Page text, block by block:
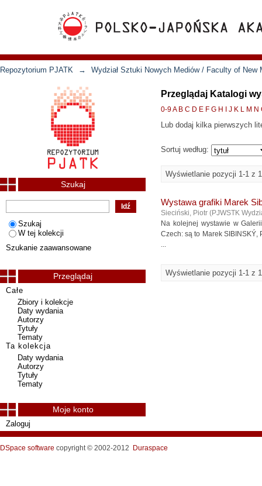
Repozytorium PJATK → Wydział Sztuki Nowych Mediów / Faculty of New
Przeglądaj Katalogi
0-9A B C D E F G H J K L M N
Lub dodaj kilka pierwszych
Sortuj według:
Wyświetlanie pozycji 1-1 z 1
Wystawa grafiki Marek
Sieciński, Piotr (PJWSTK
Na kolejnej wystawie w
Czech: są to Marek SIBINSKÝ,
...
Wyświetlanie pozycji 1-1 z 1
Szukaj
Szukaj
W tej kolekcji
Szukanie zaawansowane
Przeglądaj
Całe
Zbiory i kolekcje
Daty wydania
Autorzy
Tytuły
Tematy
Ta kolekcja
Daty wydania
Autorzy
Tytuły
Tematy
Moje konto
Zaloguj
DSpace software copyright © 2002-2012 Duraspace